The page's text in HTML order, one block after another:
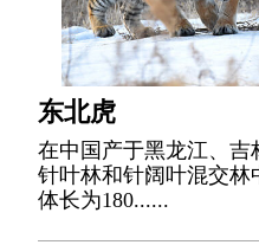
东北虎
在中国产于黑龙江、吉
针叶林和针阔叶混交林
体长为180......